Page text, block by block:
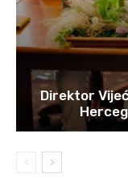
Direktor